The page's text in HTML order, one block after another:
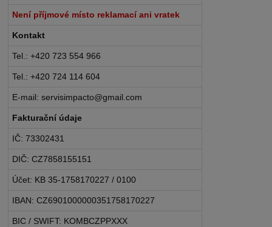
Není příjmové místo reklamací ani vratek
Kontakt
Tel.: +420 723 554 966
Tel.: +420 724 114 604
E-mail: servisimpacto@gmail.com
Fakturační údaje
IČ: 73302431
DIČ: CZ7858155151
Účet: KB 35-1758170227 / 0100
IBAN: CZ6901000000351758170227
BIC / SWIFT: KOMBCZPPXXX